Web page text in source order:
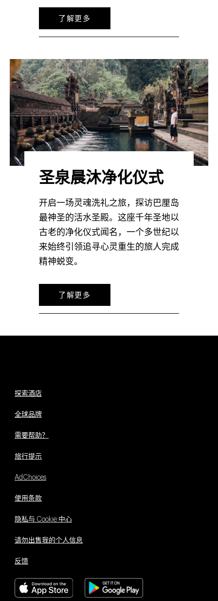
了解更多
圣泉晨沐净化仪式
开启一场灵魂洗礼之旅，探访巴厘岛
最神圣的活水圣殿。这座千年圣地以
古老的净化仪式闻名，一个多世纪以
来始终引领追寻心灵重生的旅人完成
精神蜕变。
了解更多
探索酒店
全球品牌
需要帮助？
旅行提示
AdChoices
使用条款
隐私与 Cookie 中心
请勿出售我的个人信息
反馈